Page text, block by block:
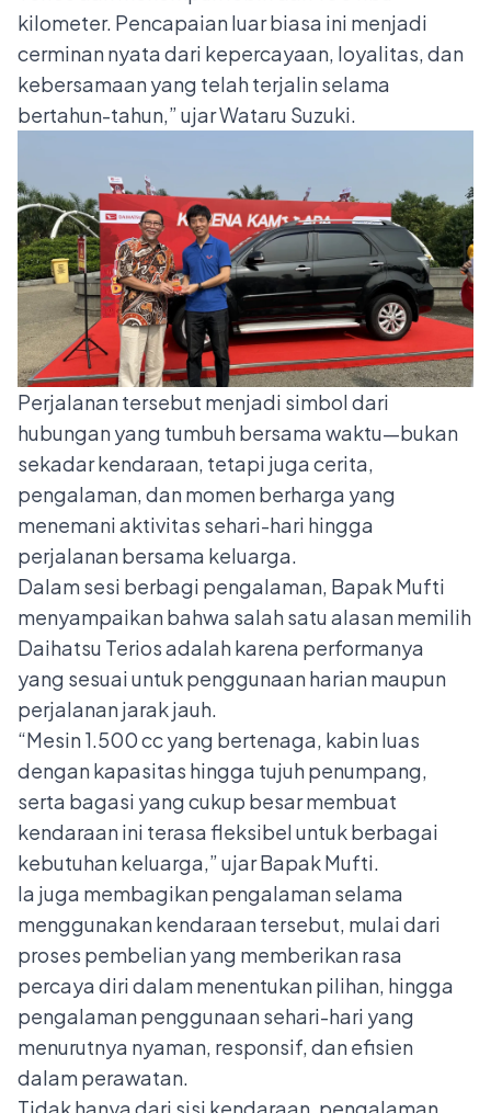
kilometer. Pencapaian luar biasa ini menjadi
cerminan nyata dari kepercayaan, loyalitas, dan
kebersamaan yang telah terjalin selama
bertahun-tahun,” ujar Wataru Suzuki.
Perjalanan tersebut menjadi simbol dari
hubungan yang tumbuh bersama waktu—bukan
sekadar kendaraan, tetapi juga cerita,
pengalaman, dan momen berharga yang
menemani aktivitas sehari-hari hingga
perjalanan bersama keluarga.
Dalam sesi berbagi pengalaman, Bapak Mufti
menyampaikan bahwa salah satu alasan memilih
Daihatsu Terios adalah karena performanya
yang sesuai untuk penggunaan harian maupun
perjalanan jarak jauh.
“Mesin 1.500 cc yang bertenaga, kabin luas
dengan kapasitas hingga tujuh penumpang,
serta bagasi yang cukup besar membuat
kendaraan ini terasa fleksibel untuk berbagai
kebutuhan keluarga,” ujar Bapak Mufti.
Ia juga membagikan pengalaman selama
menggunakan kendaraan tersebut, mulai dari
proses pembelian yang memberikan rasa
percaya diri dalam menentukan pilihan, hingga
pengalaman penggunaan sehari-hari yang
menurutnya nyaman, responsif, dan efisien
dalam perawatan.